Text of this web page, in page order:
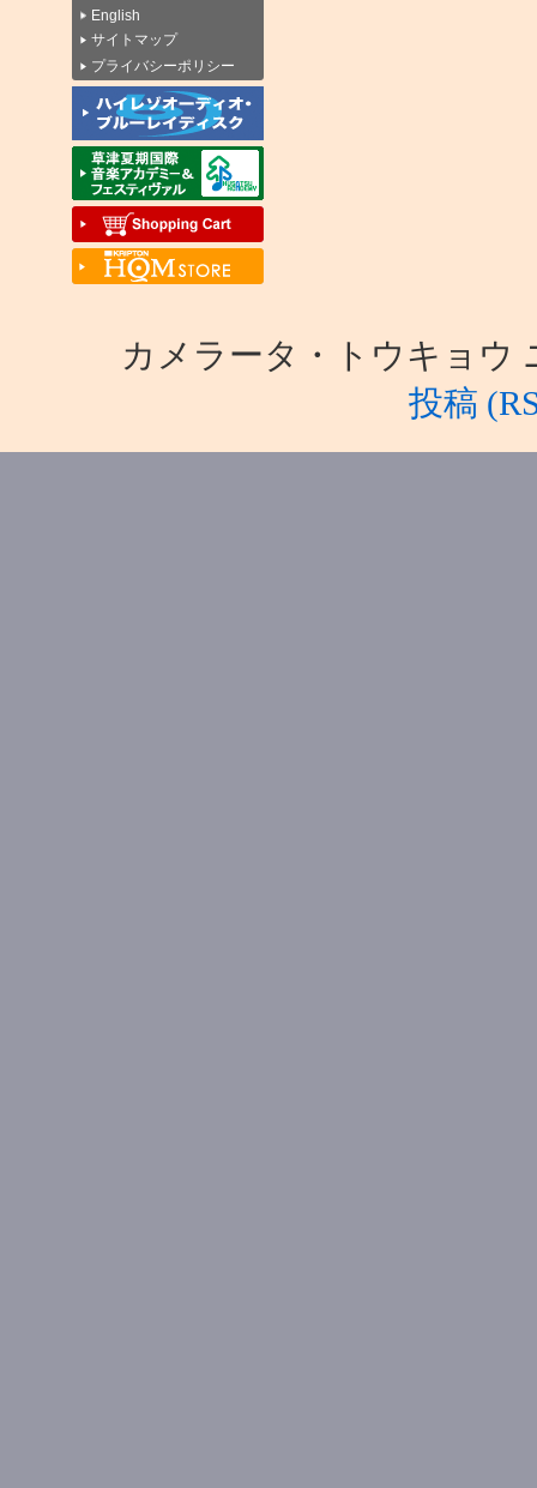
English
サイトマップ
プライバシーポリシー
カメラータ・トウキョウ
投稿